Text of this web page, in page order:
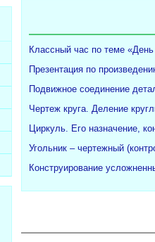
Классный час по теме
Презентация по
Подвижное соединение
Чертеж круга. Деление
Циркуль. Его назначение,
Угольник – чертежный
Конструирование